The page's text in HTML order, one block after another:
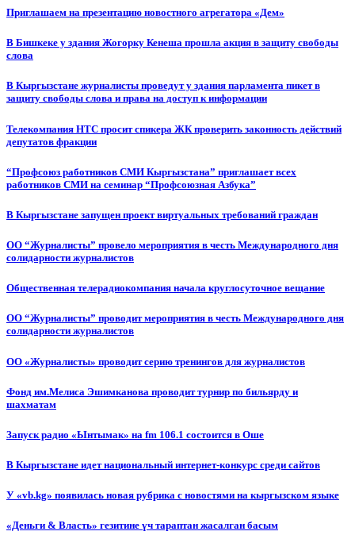
Приглашаем на презентацию новостного агрегатора «Дем»
В Бишкеке у здания Жогорку Кенеша прошла акция в защиту свободы
слова
В Кыргызстане журналисты проведут у здания парламента пикет в
защиту свободы слова и права на доступ к информации
Телекомпания НТС просит спикера ЖК проверить законность действий
депутатов фракции
“Профсоюз работников СМИ Кыргызстана” приглашает всех
работников СМИ на семинар “Профсоюзная Азбука”
В Кыргызстане запущен проект виртуальных требований граждан
ОО “Журналисты” провело мероприятия в честь Международного дня
солидарности журналистов
Общественная телерадиокомпания начала круглосуточное вещание
ОО “Журналисты” проводит мероприятия в честь Международного дня
солидарности журналистов
ОО «Журналисты» проводит серию тренингов для журналистов
Фонд им.Мелиса Эшимканова проводит турнир по бильярду и
шахматам
Запуск радио «Ынтымак» на fm 106.1 состоится в Оше
В Кыргызстане идет национальный интернет-конкурс среди сайтов
У «vb.kg» появилась новая рубрика с новостями на кыргызском языке
«Деньги & Власть» гезитине үч тараптан жасалган басым